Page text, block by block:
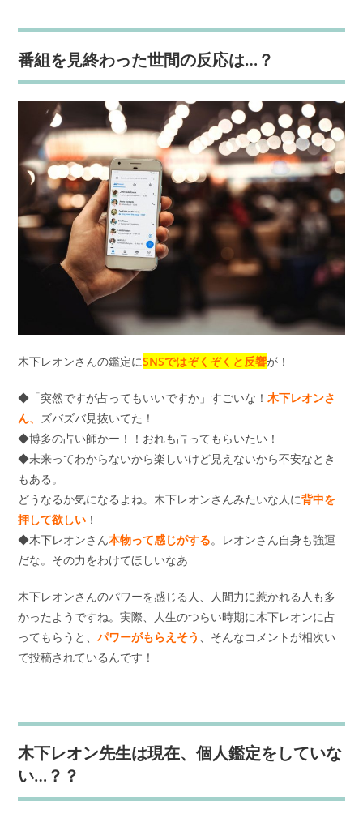
番組を見終わった世間の反応は…？
木下レオンさんの鑑定にSNSではぞくぞくと反響が！
◆「突然ですが占ってもいいですか」すごいな！木下レオンさ
ん、 ズバズバ見抜いてた！
◆博多の占い師かー！！おれも占ってもらいたい！
◆未来ってわからないから楽しいけど見えないから不安なとき
もある。
どうなるか気になるよね。木下レオンさんみたいな人に背中を
押して欲しい ！
◆木下レオンさん本物って感じがする。レオンさん自身も強運
だな。その力をわけてほしいなあ
木下レオンさんのパワーを感じる人、人間力に惹かれる人も多
かったようですね。実際、人生のつらい時期に木下レオンに占
ってもらうと、パワーがもらえそう 、そんなコメントが相次い
で投稿されているんです！
木下レオン先生は現在、個人鑑定をしていな
い…？？